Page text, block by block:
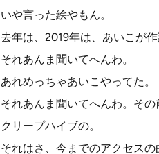
いや言った絵やもん。
去年は、2019年は、あいこが
それあんま聞いてへんわ。
あれめっちゃあいこやってた。
それあんま聞いてへんわ。その
クリープハイブの。
それはさ、今までのアクセスの